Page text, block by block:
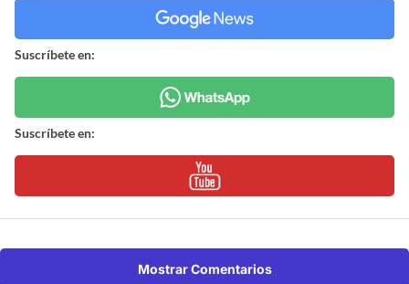
Suscríbete en:
Suscríbete en:
Mostrar Comentarios